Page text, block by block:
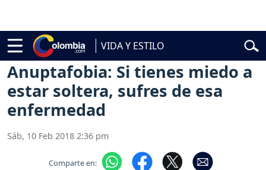
VIDA Y ESTILO
Abelardo de la Espriella
Vida y Estilo Pareja
Anuptafobia: Si tienes miedo a
estar soltera, sufres de esa
enfermedad
Sáb, 10 Feb 2018 2:36 pm
Comparte en: